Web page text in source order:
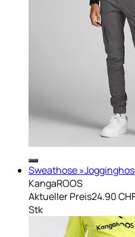
Sweathose
KangaROOS
Aktueller Preis24.90
Stk